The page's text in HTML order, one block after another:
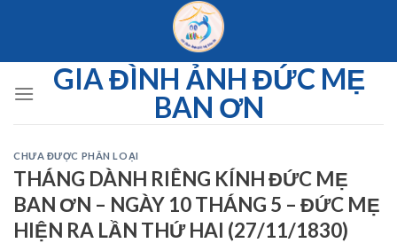
GIA ĐÌNH ẢNH ĐỨC MẸ
BAN ƠN
CHƯA ĐƯỢC PHÂN LOẠI
THÁNG DÀNH RIÊNG KÍNH ĐỨC MẸ
BAN ƠN – NGÀY 10 THÁNG 5 – ĐỨC MẸ
HIỆN RA LẦN THỨ HAI (27/11/1830)